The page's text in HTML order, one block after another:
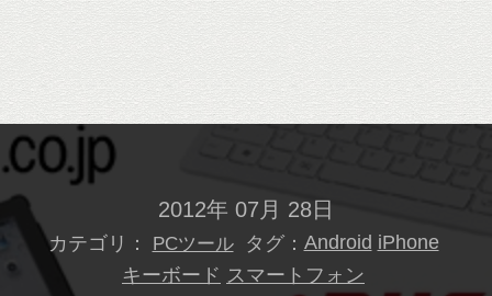
2012年 07月 28日
カテゴリ： PCツール タグ： Android iPhone
キーボード スマートフォン